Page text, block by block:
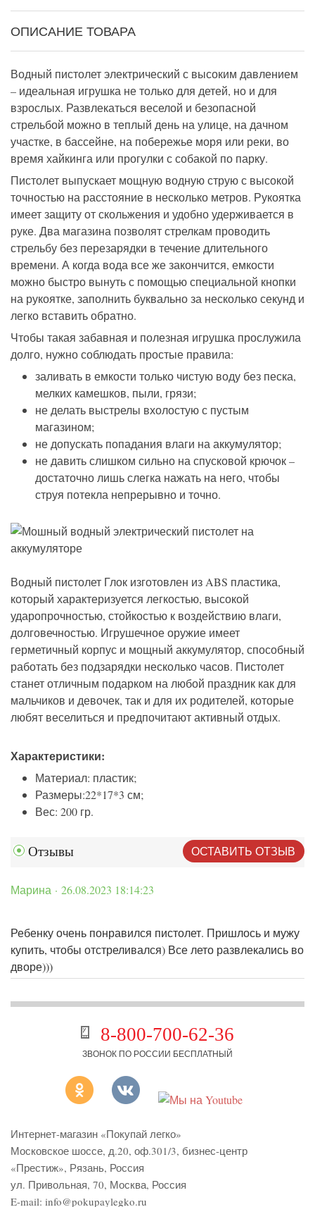
ОПИСАНИЕ ТОВАРА
Водный пистолет электрический с высоким давлением
– идеальная игрушка не только для детей, но и для
взрослых. Развлекаться веселой и безопасной
стрельбой можно в теплый день на улице, на дачном
участке, в бассейне, на побережье моря или реки, во
время хайкинга или прогулки с собакой по парку.
Пистолет выпускает мощную водную струю с высокой
точностью на расстояние в несколько метров. Рукоятка
имеет защиту от скольжения и удобно удерживается в
руке. Два магазина позволят стрелкам проводить
стрельбу без перезарядки в течение длительного
времени. А когда вода все же закончится, емкости
можно быстро вынуть с помощью специальной кнопки
на рукоятке, заполнить буквально за несколько секунд и
легко вставить обратно.
Чтобы такая забавная и полезная игрушка прослужила
долго, нужно соблюдать простые правила:
заливать в емкости только чистую воду без песка,
мелких камешков, пыли, грязи;
не делать выстрелы вхолостую с пустым
магазином;
не допускать попадания влаги на аккумулятор;
не давить слишком сильно на спусковой крючок –
достаточно лишь слегка нажать на него, чтобы
струя потекла непрерывно и точно.
Водный пистолет Глок изготовлен из ABS пластика,
который характеризуется легкостью, высокой
ударопрочностью, стойкостью к воздействию влаги,
долговечностью. Игрушечное оружие имеет
герметичный корпус и мощный аккумулятор, способный
работать без подзарядки несколько часов. Пистолет
станет отличным подарком на любой праздник как для
мальчиков и девочек, так и для их родителей, которые
любят веселиться и предпочитают активный отдых.
Характеристики:
Материал: пластик;
Размеры:22*17*3 см;
Вес: 200 гр.
Отзывы ОСТАВИТЬ ОТЗЫВ
Марина · 26.08.2023 18:14:23
Ребенку очень понравился пистолет. Пришлось и мужу
купить, чтобы отстреливался) Все лето развлекались во
дворе)))
8-800-700-62-36
ЗВОНОК ПО РОССИИ БЕСПЛАТНЫЙ
Интернет-магазин «Покупай легко»
Московское шоссе, д.20, оф.301/3, бизнес-центр
«Престиж», Рязань, Россия
ул. Привольная, 70, Москва, Россия
E-mail: info@pokupaylegko.ru